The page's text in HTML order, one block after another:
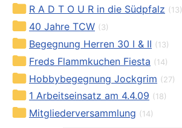
R A D T O U R in die Südpfalz (13)
40 Jahre TCW (3)
Begegnung Herren 30 I & II (13)
Freds Flammkuchen Fiesta (14)
Hobbybegegnung Jockgrim (27)
1 Arbeitseinsatz am 4.4.09 (18)
Mitgliederversammlung (14)